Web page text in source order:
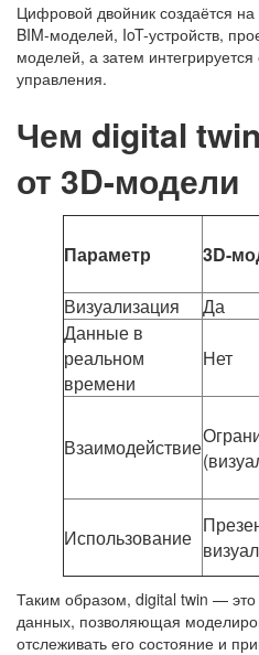
Цифровой двойник создаётся
BIM-моделей, IoT-устройств,
моделей, а затем
управления.
Чем digital
от 3D-модели
Параметр 3D-
Визуализация
Да
Данные в
реальном
времени
Нет
Взаимодействие
Использование
Таким образом, digital twin — это
данных, позволяющая
отслеживать его состояние и